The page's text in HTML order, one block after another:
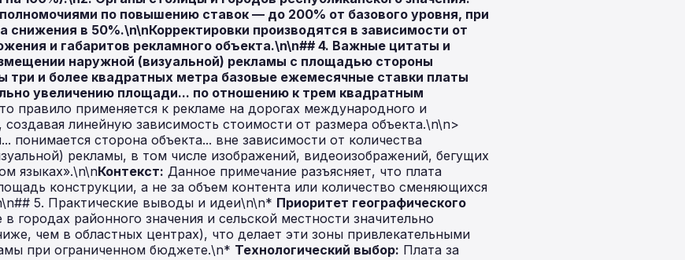
по повышению ставок — до 200% от базового уровня, при
снижения в 50%.\n\nКорректировки производятся в зависимости от
и габаритов рекламного объекта.\n\n## 4. Важные цитаты и
наружной (визуальной) рекламы с площадью стороны
три и более квадратных метра базовые ежемесячные ставки платы
увеличению площади... по отношению к трем квадратным
правило применяется к рекламе на дорогах международного и
создавая линейную зависимость стоимости от размера объекта.\n\n>
понимается сторона объекта... вне зависимости от количества
рекламы, в том числе изображений, видеоизображений, бегущих
языках».\n\nКонтекст: Данное примечание разъясняет, что плата
конструкции, а не за объем контента или количество сменяющихся
5. Практические выводы и идеи\n\n* Приоритет географического
городах районного значения и сельской местности значительно
чем в областных центрах), что делает эти зоны привлекательными
при ограниченном бюджете.\n* Технологический выбор: Плата за